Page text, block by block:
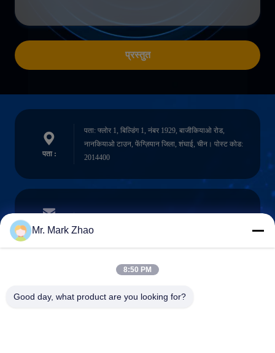
प्रस्तुत
पता :
पता: फ्लोर 1, बिल्डिंग 1, नंबर 1929, बाजीकियाओ रोड,
नानकियाओ टाउन, फेंग्ज़ियान जिला, शंघाई, चीन। पोस्ट कोड:
2014400
ईमेल
फ़ोन :
Mr. Mark Zhao
8:50 PM
Good day, what product are you looking for?